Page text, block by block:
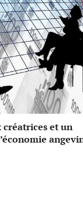
créatrices et un